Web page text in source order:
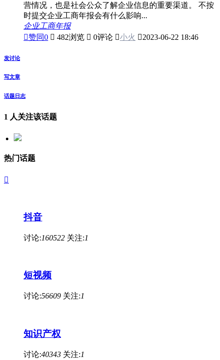
营情况，也是社会公众了解企业信息的重要渠道。 不按
时提交企业工商年报会有什么影响...
企业工商年报
赞同0  482浏览  0评论 小火 2023-06-22 18:46
发讨论
写文章
话题日志
1 人关注该话题
热门话题

抖音
讨论:160522 关注:1
短视频
讨论:56609 关注:1
知识产权
讨论:40343 关注:1